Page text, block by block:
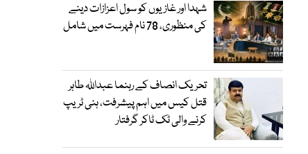
شہدا اور غازیوں کو سول اعزازات دینے
کی منظوری، 78 نام فہرست میں شامل
تحریک انصاف کے رہنما عبداللہ طاہر
قتل کیس میں اہم پیشرفت، ہنی ٹریپ
کرنے والی ٹک ٹاکر گرفتار